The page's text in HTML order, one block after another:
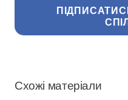
Схожі матеріали